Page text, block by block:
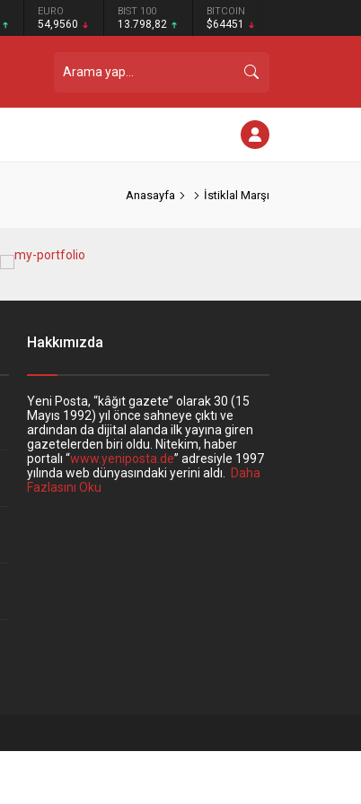
EURO
54,9560
BIST 100
13.798,82
BITCOIN
$64451
Anasayfa İstiklal Marşı
Hakkımızda
Yeni Posta, “kâğıt gazete” olarak 30 (15
Mayıs 1992) yıl önce sahneye çıktı ve
ardından da dijital alanda ilk yayına giren
gazetelerden biri oldu. Nitekim, haber
portalı “www.yeniposta.de” adresiyle 1997
yılında web dünyasındaki yerini aldı.
Daha
Fazlasını Oku